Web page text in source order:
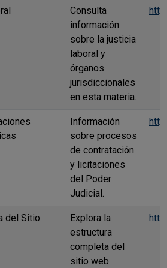
Consulta
información
sobre la justicia
laboral y
órganos
jurisdiccionales
en esta materia.
Información
sobre procesos
de contratación
y licitaciones
del Poder
Judicial.
del Sitio
Explora la
estructura
completa del
sitio web